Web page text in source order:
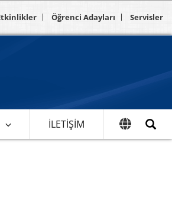
Öğrenci Adayları Servisler
İLETIŞIM